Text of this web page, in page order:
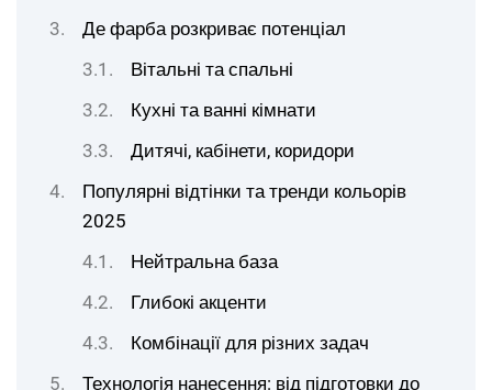
Де фарба розкриває потенціал
Вітальні та спальні
Кухні та ванні кімнати
Дитячі, кабінети, коридори
Популярні відтінки та тренди кольорів
2025
Нейтральна база
Глибокі акценти
Комбінації для різних задач
Технологія нанесення: від підготовки до